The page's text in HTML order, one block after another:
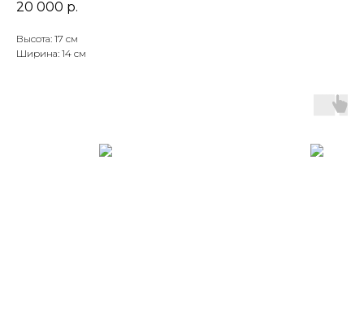
20 000 р.
Высота: 17 см
Ширина: 14 см